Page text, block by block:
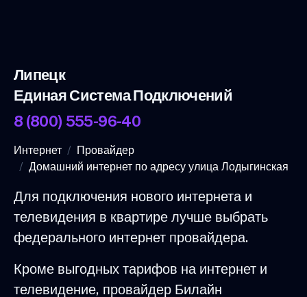
Липецк
Единая Система Подключений
8 (800) 555-96-40
Интернет
Провайдер
Домашний интернет по адресу улица Лодыгинская
Для подключения нового интернета и
телевидения в квартире лучше выбрать
федерального интернет провайдера.
Кроме выгодных тарифов на интернет и
телевидение, провайдер Билайн